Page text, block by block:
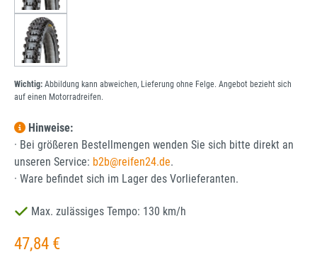
Wichtig: Abbildung kann abweichen, Lieferung ohne Felge. Angebot bezieht sich
auf einen Motorradreifen.
Hinweise:
· Bei größeren Bestellmengen wenden Sie sich bitte direkt an
unseren Service: b2b@reifen24.de.
· Ware befindet sich im Lager des Vorlieferanten.
Max. zulässiges Tempo: 130 km/h
Regulärer Preis:
47,84 €